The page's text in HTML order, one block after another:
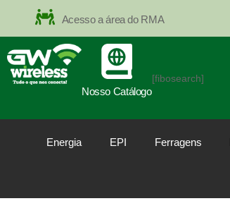
Acesso a área do RMA
Nosso Catálogo
[fibosearch]
Energia EPI Ferragens